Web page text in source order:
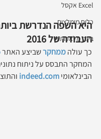
Excel אקסל
כלים מומלצים
בינה מלאכותית
העבודה של 2016
כך עולה ממחקר שביצע האתר
המחקר התבסס על ניתוח
הבינלאומי indeed.com